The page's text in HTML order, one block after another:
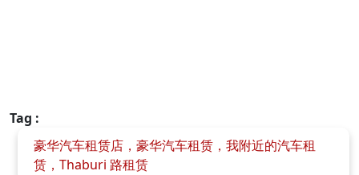
Tag :
豪华汽车租赁店，豪华汽车租赁，我附近的汽车租
赁，Thaburi 路租赁